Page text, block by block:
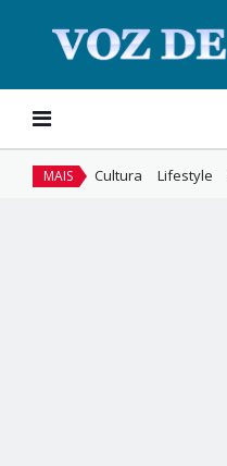
MAIS Cultura Lifestyle